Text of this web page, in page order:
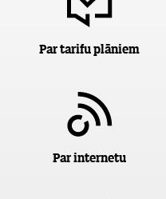
Par tarifu plāniem
Par internetu